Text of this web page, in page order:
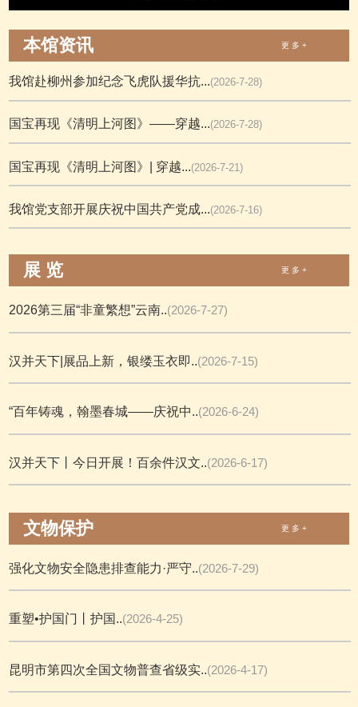
本馆资讯 更 多 +
我馆赴柳州参加纪念飞虎队援华抗...(2026-7-28)
国宝再现《清明上河图》——穿越...(2026-7-28)
国宝再现《清明上河图》| 穿越...(2026-7-21)
我馆党支部开展庆祝中国共产党成...(2026-7-16)
展 览 更 多 +
2026第三届“非童繁想”云南..(2026-7-27)
汉并天下|展品上新，银缕玉衣即..(2026-7-15)
“百年铸魂，翰墨春城——庆祝中..(2026-6-24)
汉并天下丨今日开展！百余件汉文..(2026-6-17)
文物保护 更 多 +
强化文物安全隐患排查能力·严守..(2026-7-29)
重塑•护国门丨护国..(2026-4-25)
昆明市第四次全国文物普查省级实..(2026-4-17)